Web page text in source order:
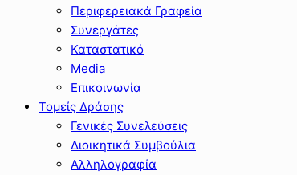
Περιφερειακά Γραφεία
Συνεργάτες
Καταστατικό
Media
Επικοινωνία
Τομείς Δράσης
Γενικές Συνελεύσεις
Διοικητικά Συμβούλια
Αλληλογραφία